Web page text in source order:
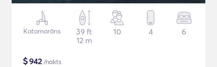
Katamarāns
39 ft
12 m
10 4 6
$942/nakts